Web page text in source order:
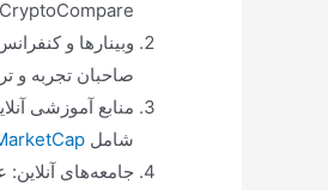
CryptoCompare و Coinbase هستند. با جستجوی دوره‌های ترید کریپتوکارنسی در این منابع، می‌توانید دوره‌های مناسب را پیدا کنید.
وبینارها و
صاحبان تجربه و
شامل CoinDesk،
جامعه‌های